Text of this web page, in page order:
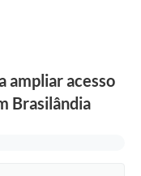
ampliar acesso
Brasilândia